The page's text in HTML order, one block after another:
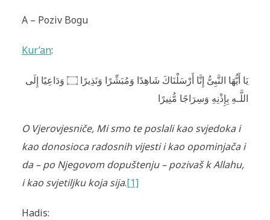
A – Poziv Bogu
Kur’an:
يَا أَيُّهَا النَّبِىُّ إِنَّا أَرْ‌سَلْنَاكَ شَاهِدًا وَمُبَشِّرً‌ا وَنَذِيرً‌ا ۝وَدَاعِيًا إِلَى
اللَّـهِ بِإِذْنِهِ وَسِرَ‌اجًا مُّنِيرً‌ا
O Vjerovjesniče, Mi smo te poslali kao svjedoka i
kao donosioca radosnih vijesti i kao opominjača i
da – po Njegovom dopuštenju – pozivaš k Allahu,
i kao svjetiljku koja sija.[1]
Hadis: